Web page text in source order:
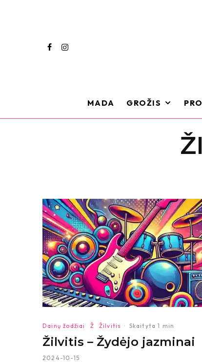
MADA GROŽIS
Dainų žodžiai Ž Žilvitis · Skaityta 1 min
Žilvitis – Žydėjo jazminai
2024-10-15